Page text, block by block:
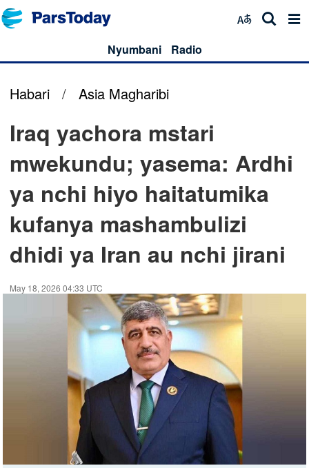
Nyumbani Radio
Habari / Asia Magharibi
Iraq yachora mstari
mwekundu; yasema: Ardhi
ya nchi hiyo haitatumika
kufanya mashambulizi
dhidi ya Iran au nchi jirani
May 18, 2026 04:33 UTC